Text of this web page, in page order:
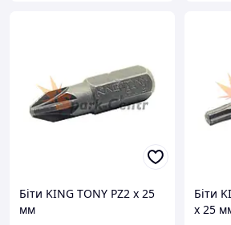
Біти KING TONY PZ2 х 25
мм
Біти
х 25